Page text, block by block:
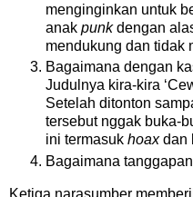
menginginkan untuk
anak punkdengan
mendukung dan tidak
Bagaimana dengan
Judulnya kira-kira
Setelah ditonton
tersebut nggak buka-
ini termasuk hoaxdan
Bagaimana